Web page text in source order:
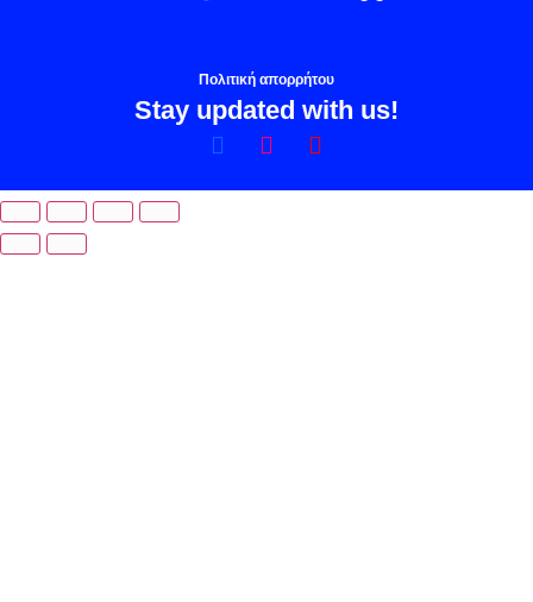
Πολιτική απορρήτου
Stay updated with us!